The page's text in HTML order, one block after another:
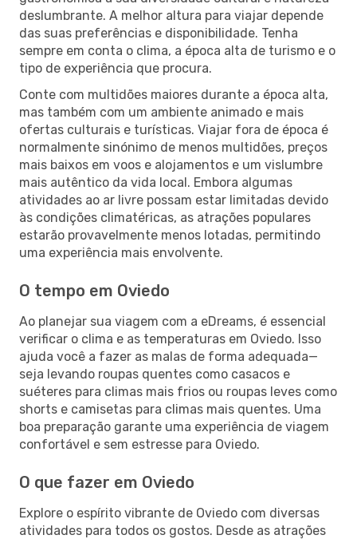
deslumbrante. A melhor altura para viajar depende
das suas preferências e disponibilidade. Tenha
sempre em conta o clima, a época alta de turismo e o
tipo de experiência que procura.
Conte com multidões maiores durante a época alta,
mas também com um ambiente animado e mais
ofertas culturais e turísticas. Viajar fora de época é
normalmente sinónimo de menos multidões, preços
mais baixos em voos e alojamentos e um vislumbre
mais autêntico da vida local. Embora algumas
atividades ao ar livre possam estar limitadas devido
às condições climatéricas, as atrações populares
estarão provavelmente menos lotadas, permitindo
uma experiência mais envolvente.
O tempo em Oviedo
Ao planejar sua viagem com a eDreams, é essencial
verificar o clima e as temperaturas em Oviedo. Isso
ajuda você a fazer as malas de forma adequada—
seja levando roupas quentes como casacos e
suéteres para climas mais frios ou roupas leves como
shorts e camisetas para climas mais quentes. Uma
boa preparação garante uma experiência de viagem
confortável e sem estresse para Oviedo.
O que fazer em Oviedo
Explore o espírito vibrante de Oviedo com diversas
atividades para todos os gostos. Desde as atrações